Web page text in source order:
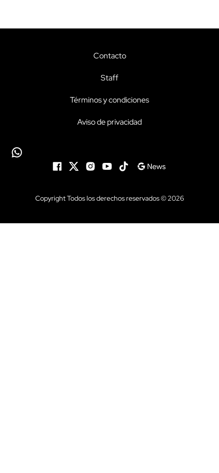
Contacto
Staff
Términos y condiciones
Aviso de privacidad
Copyright Todos los derechos reservados © 2026